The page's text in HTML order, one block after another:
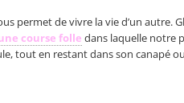
permet de vivre la vie d’un autre.
course folle dans laquelle notre
tout en restant dans son canapé